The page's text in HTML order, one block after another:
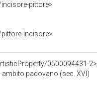
pittore>
incisore>
0500094431-2>
padovano (sec. XVI)